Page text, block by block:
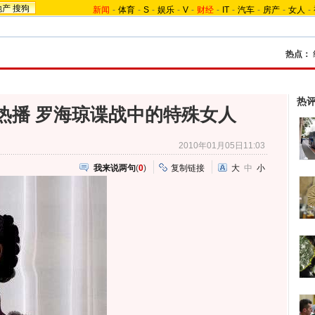
产 搜狗 新闻 - 体育 - S - 娱乐 - V - 财经 - IT - 汽车 - 房产 - 女人 -
热点：
播 罗海琼谍战中的特殊女人
2010年01月05日11:03
我来说两句(0) 复制链接 大 中 小
热